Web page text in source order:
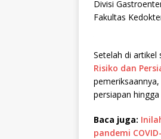
Divisi
Fakultas
Setelah di artikel
Risiko dan
persiapan
Baca juga:
pandemi